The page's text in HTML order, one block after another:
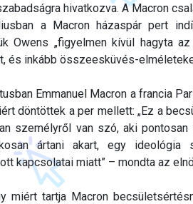
hivatkozva. A Macron
a Macron házaspár pert
Owens „figyelmen kívül hagyta
és inkább összeesküvés-
Emmanuel Macron a francia
döntöttek a per mellett: „Ez a
személyről van szó, aki
ártani akart, egy ideológia
kapcsolatai miatt” – mondta az
miért tartja Macron